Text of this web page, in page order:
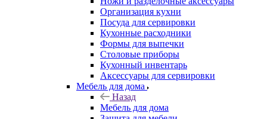
Организация кухни
Посуда для сервировки
Кухонные расходники
Формы для выпечки
Столовые приборы
Кухонный инвентарь
Аксессуары для сервировки
Мебель для дома
Назад
Мебель для дома